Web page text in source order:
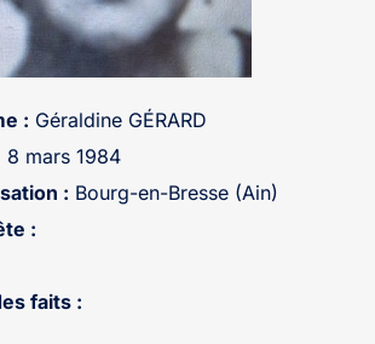
: Géraldine GÉRARD
8 mars 1984
: Bourg-en-Bresse (Ain)
:
faits :